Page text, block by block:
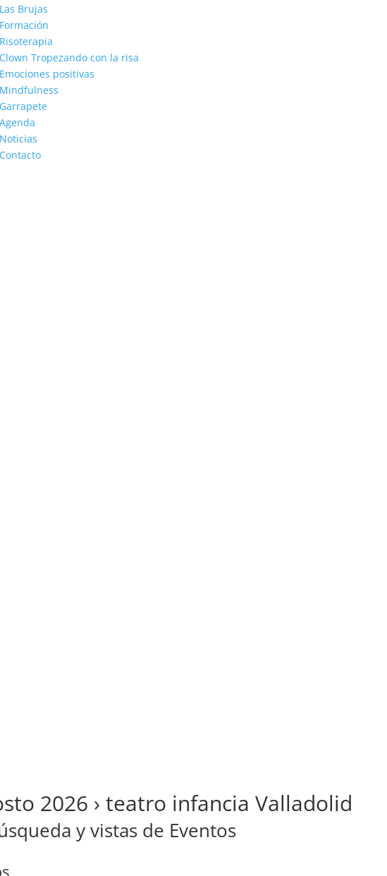
Las Brujas
Formación
Risoterapia
Clown Tropezando con la risa
Emociones positivas
Mindfulness
Garrapete
Agenda
Noticias
Contacto
2026 › teatro infancia Valladolid
y vistas de Eventos